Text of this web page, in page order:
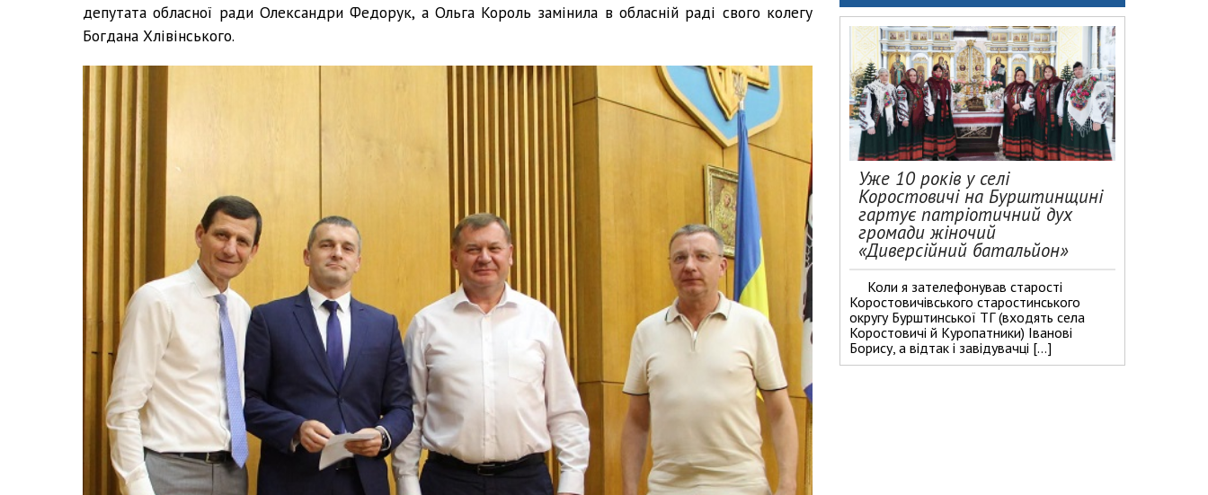
депутата обласної ради Олександри Федорук, а Ольга Король замінила в обласній раді свого колегу
Богдана Хлівінського.
Уже 10 років у селі
Коростовичі на Бурштинщині
гартує патріотичний дух
громади жіночий
«Диверсійний батальйон»
Коли я зателефонував старості
Коростовичівського старостинського
округу Бурштинської ТГ (входять села
Коростовичі й Куропатники) Іванові
Борису, а відтак і завідувачці […]